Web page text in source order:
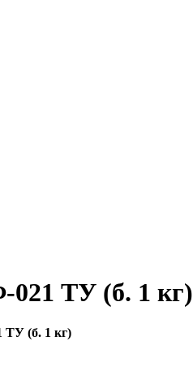
021 ТУ (б. 1 кг)
ТУ (б. 1 кг)